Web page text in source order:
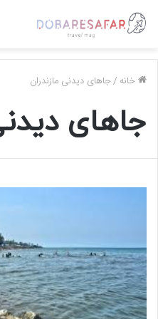
خانه /جاهای دیدنی مازندران
جاهای